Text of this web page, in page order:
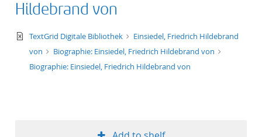
Hildebrand von
text/xml
TextGrid Digitale Bibliothek
Einsiedel, Friedrich Hildebrand
von
Biographie: Einsiedel, Friedrich Hildebrand von
Biographie: Einsiedel, Friedrich Hildebrand von